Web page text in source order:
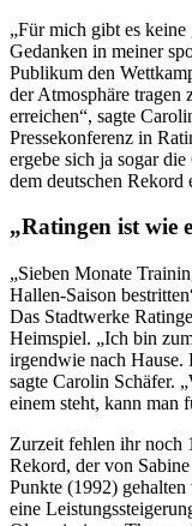
„Für mich gibt es
Gedanken in meiner
Publikum den
der Atmosphäre tragen
erreichen“, sagte
Pressekonferenz in
ergebe sich ja sogar
dem deutschen Rekord
„Ratingen ist wie
„Sieben Monate
Hallen-Saison
Das Stadtwerke
Heimspiel. „Ich bin
irgendwie nach Hause.
sagte Carolin Schäfer.
einem steht, kann man
Zurzeit fehlen ihr noch
Rekord, der von
Punkte (1992)
eine